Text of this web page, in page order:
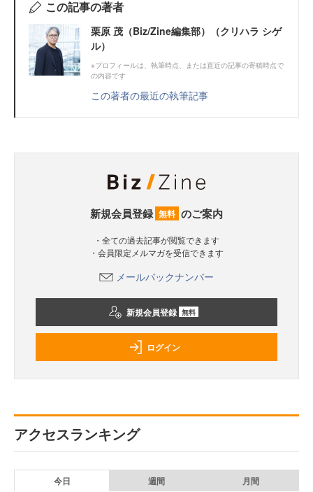
この記事の著者
栗原 茂（Biz/Zine編集部）（クリハラ シゲ
ル）
※プロフィールは、執筆時点、または直近の記事の寄稿時点で
の内容です
この著者の最近の執筆記事
新規会員登録 無料 のご案内
・全ての過去記事が閲覧できます
・会員限定メルマガを受信できます
メールバックナンバー
新規会員登録 無料
ログイン
アクセスランキング
今日 週間 月間